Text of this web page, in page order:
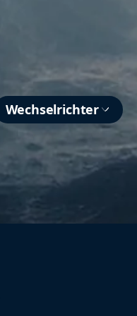
Wechselrichter